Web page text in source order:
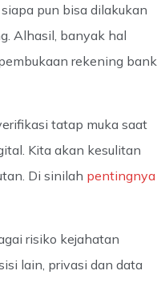
pun bisa dilakukan
Alhasil, banyak hal
rekening bank
tatap muka saat
Kita akan kesulitan
Di sinilah pentingnya
risiko kejahatan
lain, privasi dan data